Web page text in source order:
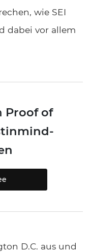
wie SEI
dabei vor allem
Proof of
D.C. aus und